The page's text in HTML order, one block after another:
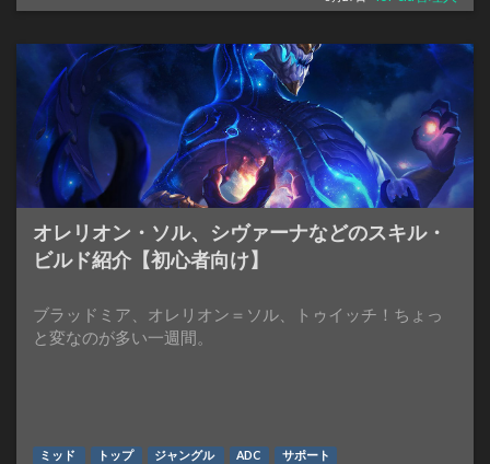
オレリオン・ソル、シヴァーナなどのスキル・
ビルド紹介【初心者向け】
ブラッドミア、オレリオン＝ソル、トゥイッチ！ちょっ
と変なのが多い一週間。
ミッド トップ ジャングル ADC
サポート